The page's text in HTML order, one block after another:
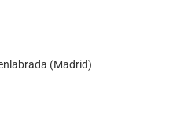
(Madrid)